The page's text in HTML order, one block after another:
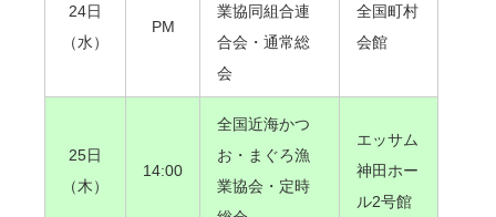
24日
（水）
PM
業協同組合連
合会・通常総
会
全国町村
会館
25日
（木）
14:00
全国近海かつ
お・まぐろ漁
業協会・定時
エッサム
神田ホー
ル2号館